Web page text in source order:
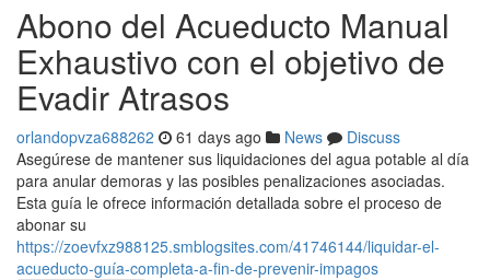
Abono del Acueducto Manual
Exhaustivo con el objetivo de
Evadir Atrasos
orlandopvza688262 61 days ago News
Discuss
Asegúrese de mantener sus liquidaciones del agua potable al día
para anular demoras y las posibles penalizaciones asociadas.
Esta guía le ofrece información detallada sobre el proceso de
abonar su
https://zoevfxz988125.smblogsites.com/41746144/liquidar-el-
acueducto-guía-completa-a-fin-de-prevenir-impagos